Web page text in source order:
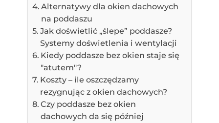
Alternatywy dla okien dachowych
na poddaszu
Jak doświetlić „ślepe” poddasze?
Systemy doświetlenia i wentylacji
Kiedy poddasze bez okien staje się
"atutem"?
Koszty – ile oszczędzamy
rezygnując z okien dachowych?
Czy poddasze bez okien
dachowych da się później